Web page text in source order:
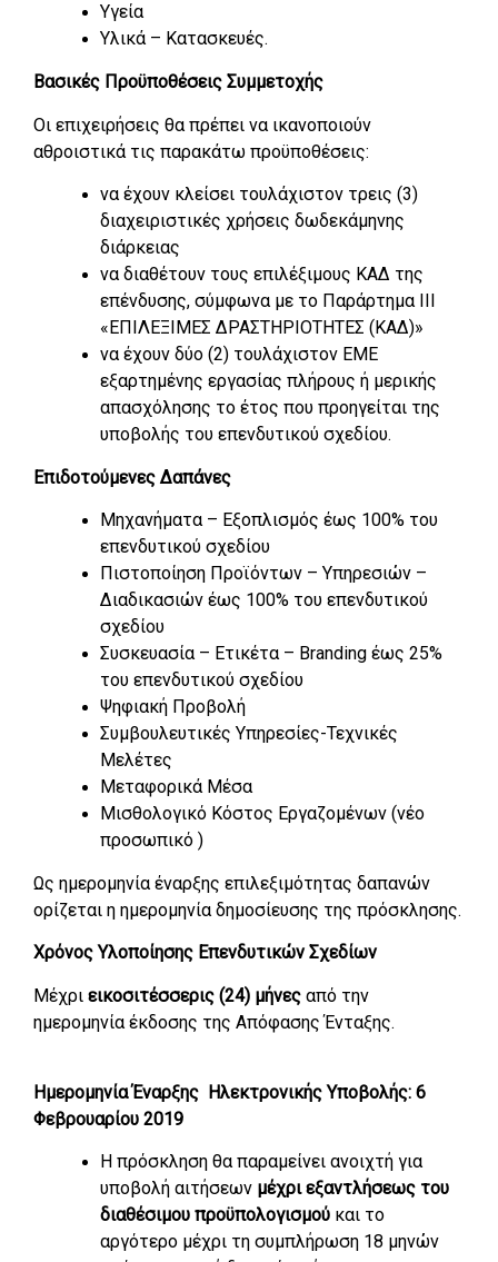
Υγεία
Υλικά – Κατασκευές.
Βασικές Προϋποθέσεις Συμμετοχής
Οι επιχειρήσεις θα πρέπει να ικανοποιούν
αθροιστικά τις παρακάτω προϋποθέσεις:
να έχουν κλείσει τουλάχιστον τρεις (3)
διαχειριστικές χρήσεις δωδεκάμηνης
διάρκειας
να διαθέτουν τους επιλέξιμους ΚΑΔ της
επένδυσης, σύμφωνα με το Παράρτημα ΙII
«ΕΠΙΛΕΞΙΜΕΣ ΔΡΑΣΤΗΡΙΟΤΗΤΕΣ (ΚΑΔ)»
να έχουν δύο (2) τουλάχιστον ΕΜΕ
εξαρτημένης εργασίας πλήρους ή μερικής
απασχόλησης το έτος που προηγείται της
υποβολής του επενδυτικού σχεδίου.
Επιδοτούμενες Δαπάνες
Μηχανήματα – Εξοπλισμός έως 100% του
επενδυτικού σχεδίου
Πιστοποίηση Προϊόντων – Υπηρεσιών –
Διαδικασιών έως 100% του επενδυτικού
σχεδίου
Συσκευασία – Ετικέτα – Branding έως 25%
του επενδυτικού σχεδίου
Ψηφιακή Προβολή
Συμβουλευτικές Υπηρεσίες-Τεχνικές
Μελέτες
Μεταφορικά Μέσα
Μισθολογικό Κόστος Εργαζομένων (νέο
προσωπικό )
Ως ημερομηνία έναρξης επιλεξιμότητας δαπανών
ορίζεται η ημερομηνία δημοσίευσης της πρόσκλησης.
Χρόνος Υλοποίησης Επενδυτικών Σχεδίων
Μέχριεικοσιτέσσερις (24) μήνες από την
ημερομηνία έκδοσης της Απόφασης Ένταξης.
Ημερομηνία Έναρξης Ηλεκτρονικής Υποβολής: 6
Φεβρουαρίου 2019
Η πρόσκληση θα παραμείνει ανοιχτή για
υποβολή αιτήσεων μέχρι εξαντλήσεως του
διαθέσιμου προϋπολογισμού και το
αργότερο μέχρι τη συμπλήρωση 18 μηνών